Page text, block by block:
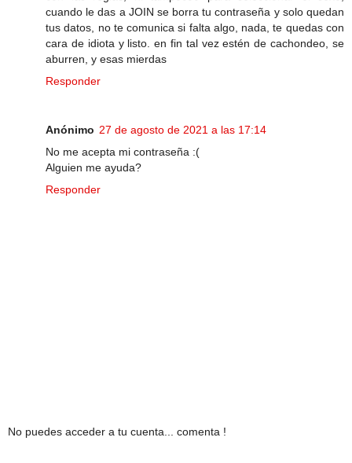
cuando le das a JOIN se borra tu contraseña y solo quedan
tus datos, no te comunica si falta algo, nada, te quedas con
cara de idiota y listo. en fin tal vez estén de cachondeo, se
aburren, y esas mierdas
Responder
Anónimo 27 de agosto de 2021 a las 17:14
No me acepta mi contraseña :(
Alguien me ayuda?
Responder
No puedes acceder a tu cuenta... comenta !